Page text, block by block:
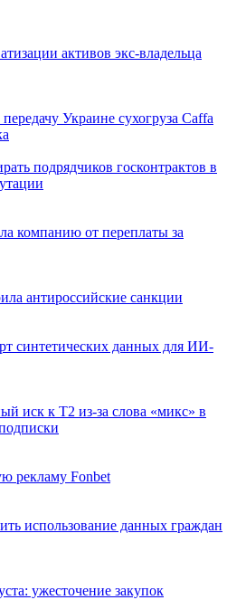
активов экс-владельца
Украине сухогруза Caffa
подрядчиков госконтрактов в
компанию от переплаты за
антироссийские санкции
синтетических данных для ИИ-
иск к Т2 из-за слова «микс» в
рекламу Fonbet
использование данных граждан
ужесточение закупок